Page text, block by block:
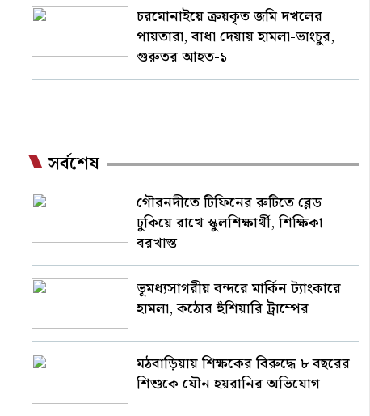
চরমোনাইয়ে ক্রয়কৃত জমি দখলের
পায়তারা, বাধা দেয়ায় হামলা-ভাংচুর,
গুরুতর আহত-১
সর্বশেষ
গৌরনদীতে টিফিনের রুটিতে ব্লেড
ঢুকিয়ে রাখে স্কুলশিক্ষার্থী, শিক্ষিকা
বরখাস্ত
ভূমধ্যসাগরীয় বন্দরে মার্কিন ট্যাংকারে
হামলা, কঠোর হুঁশিয়ারি ট্রাম্পের
মঠবাড়িয়ায় শিক্ষকের বিরুদ্ধে ৮ বছরের
শিশুকে যৌন হয়রানির অভিযোগ